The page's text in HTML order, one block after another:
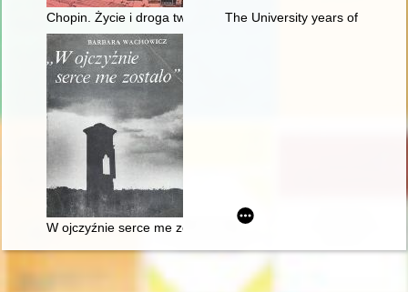
Chopin. Życie i droga twórcza The University years of
W ojczyźnie serce me zostało". Szlakiem Mickiewicza,